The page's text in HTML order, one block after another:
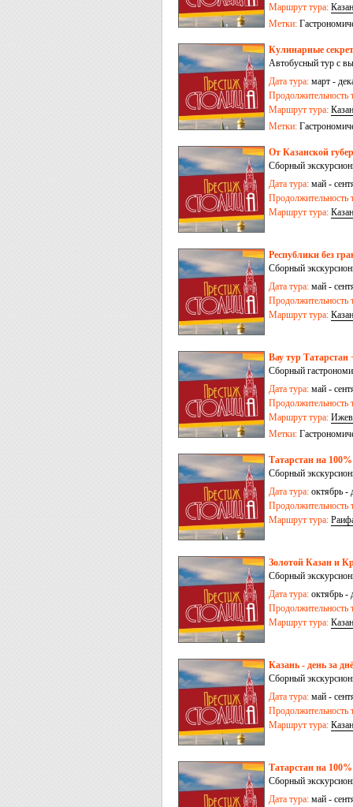
Маршрут тура:
Метки:
Кулинарные
Автобусный тур с
Дата тура: март -
Продолжительность
Маршрут тура:
Метки:
От Казанской
Сборный
Дата тура: май -
Продолжительность
Маршрут тура:
Республики без
Сборный
Дата тура: май -
Продолжительность
Маршрут тура:
Вау тур
Сборный
Дата тура: май -
Продолжительность
Маршрут тура:
Метки:
Татарстан на
Сборный
Дата тура: октябрь -
Продолжительность
Маршрут тура:
Золотой Казан и
Сборный
Дата тура: октябрь -
Продолжительность
Маршрут тура:
Казань - день за
Сборный
Дата тура: май -
Продолжительность
Маршрут тура:
Татарстан на
Сборный
Дата тура: май -